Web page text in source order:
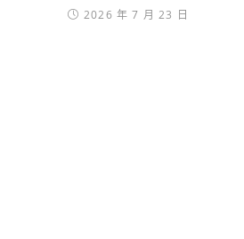
2026 年 7 月 23 日